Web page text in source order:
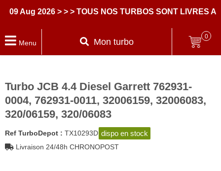
Aug 2026 > > > TOUS NOS TURBOS SONT LIVRES
Menu Mon turbo
0
Turbo JCB 4.4 Diesel Garrett 762931-
0004, 762931-0011, 32006159, 32006083,
320/06159, 320/06083
Ref TurboDepot : TX10293D dispo en stock
Livraison 24/48h CHRONOPOST